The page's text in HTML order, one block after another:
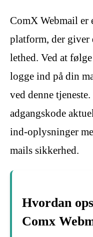
ComX Webmail
platform, der
lethed. Ved at
logge ind på din
ved denne
adgangskode
ind-oplysninger
mails sikkerhed.
Hvordan
Comx